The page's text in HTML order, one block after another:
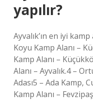
yapılır?
Ayvalık’ın en iyi
Koyu Kamp Alanı –
Kamp Alanı –
Alanı – Ayvalık.4 –
Adası5 – Ada Kamp,
Kamp Alanı –